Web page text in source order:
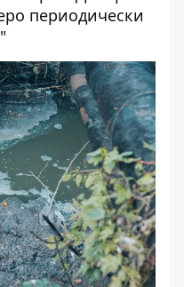
периодически